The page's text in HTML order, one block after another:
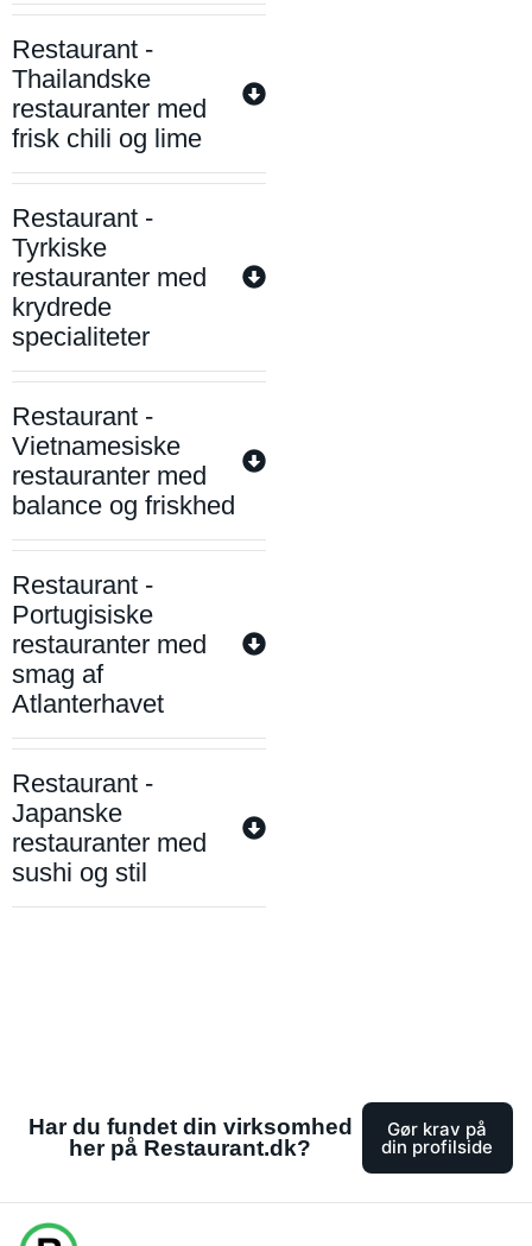
Restaurant -
Thailandske
restauranter med
frisk chili og lime
Restaurant -
Tyrkiske
restauranter med
krydrede
specialiteter
Restaurant -
Vietnamesiske
restauranter med
balance og friskhed
Restaurant -
Portugisiske
restauranter med
smag af
Atlanterhavet
Restaurant -
Japanske
restauranter med
sushi og stil
Har du fundet din virksomhed
her på Restaurant.dk?
Gør krav på
din profilside